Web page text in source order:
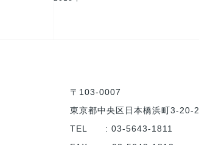
〒103-0007
東京都中央区日本橋浜町3-20-2
TEL : 03-5643-1811